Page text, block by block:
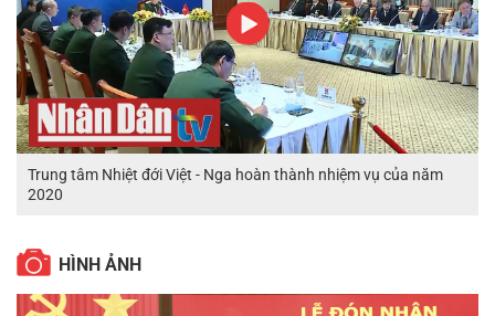
Trung tâm Nhiệt đới Việt - Nga hoàn thành nhiệm vụ của năm
2020
HÌNH ẢNH